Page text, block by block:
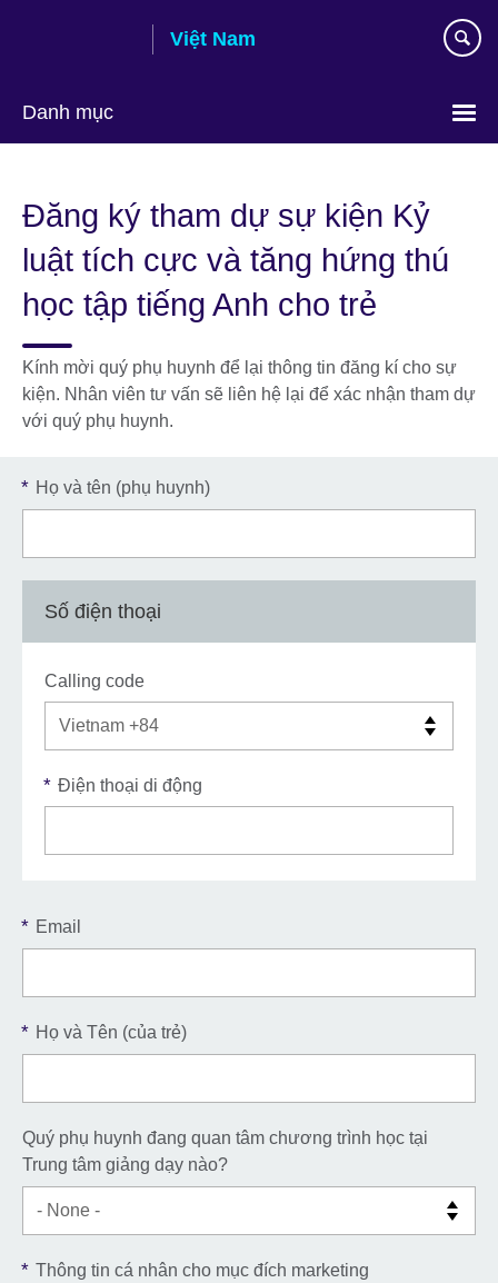
Việt Nam
Danh mục
language
Đăng ký tham dự sự kiện Kỷ
luật tích cực và tăng hứng thú
học tập tiếng Anh cho trẻ
Kính mời quý phụ huynh để lại thông tin đăng kí cho sự
kiện. Nhân viên tư vấn sẽ liên hệ lại để xác nhận tham dự
với quý phụ huynh.
* Họ và tên (phụ huynh)
Số điện thoại
Calling code
* Điện thoại di động
* Email
* Họ và Tên (của trẻ)
Quý phụ huynh đang quan tâm chương trình học tại
Trung tâm giảng dạy nào?
* Thông tin cá nhân cho mục đích marketing